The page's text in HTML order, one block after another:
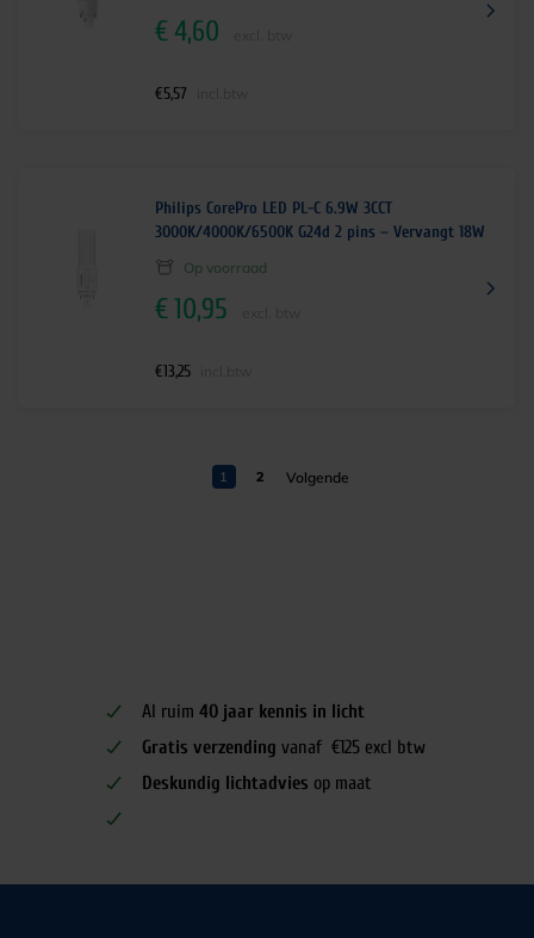
€ 4,60
€5,57
Philips CorePro LED PL-C 6.9W 3CCT
3000K/4000K/6500K G24d 2 pins – Vervangt 18W
Op voorraad
€10,95
€13,25
1 2
Al ruim 40 jaar kennis in licht
Gratis verzending vanaf €125 excl btw
Deskundig lichtadvies op maat